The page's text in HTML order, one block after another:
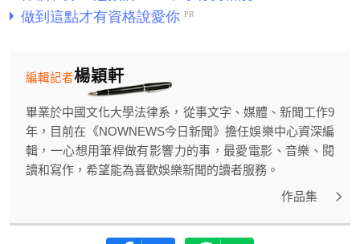
楊穎軒
編輯記者
畢業於中國文化大學法律系，從事文字、媒體、新聞工作9
年，目前在《NOWNEWS今日新聞》擔任娛樂中心資深編
輯，一心想用筆桿做有影響力的事，最愛電影、音樂、閱
讀和寫作，希望能為喜歡娛樂新聞的讀者服務。
作品集